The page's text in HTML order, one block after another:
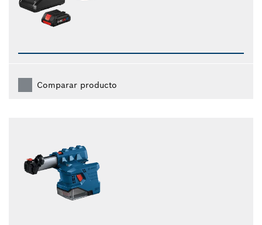
Comparar producto